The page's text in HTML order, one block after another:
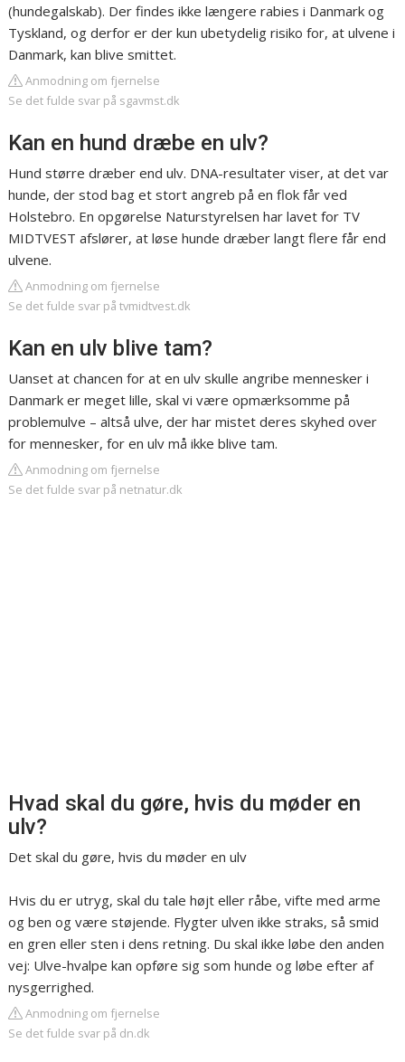
(hundegalskab). Der findes ikke længere rabies i Danmark og
Tyskland, og derfor er der kun ubetydelig risiko for, at ulvene i
Danmark, kan blive smittet.
Anmodning om fjernelse
Se det fulde svar på sgavmst.dk
Kan en hund dræbe en ulv?
Hund større dræber end ulv. DNA-resultater viser, at det var
hunde, der stod bag et stort angreb på en flok får ved
Holstebro. En opgørelse Naturstyrelsen har lavet for TV
MIDTVEST afslører, at løse hunde dræber langt flere får end
ulvene.
Anmodning om fjernelse
Se det fulde svar på tvmidtvest.dk
Kan en ulv blive tam?
Uanset at chancen for at en ulv skulle angribe mennesker i
Danmark er meget lille, skal vi være opmærksomme på
problemulve – altså ulve, der har mistet deres skyhed over
for mennesker, for en ulv må ikke blive tam.
Anmodning om fjernelse
Se det fulde svar på netnatur.dk
Hvad skal du gøre, hvis du møder en
ulv?
Det skal du gøre, hvis du møder en ulv
Hvis du er utryg, skal du tale højt eller råbe, vifte med arme
og ben og være støjende. Flygter ulven ikke straks, så smid
en gren eller sten i dens retning. Du skal ikke løbe den anden
vej: Ulve-hvalpe kan opføre sig som hunde og løbe efter af
nysgerrighed.
Anmodning om fjernelse
Se det fulde svar på dn.dk